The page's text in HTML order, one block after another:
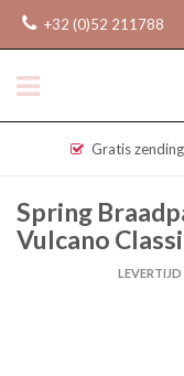
+32 (0)52 211788
Gratis
Spring
Vulcano
LEVERTIJD